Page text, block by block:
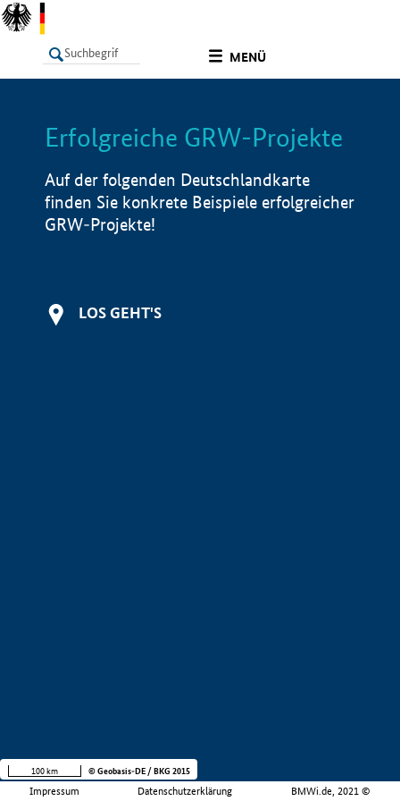
MENÜ
LISTE Info
Erfolgreiche GRW-Projekte
Auf der folgenden Deutschlandkarte
finden Sie konkrete Beispiele erfolgreicher
GRW-Projekte!
LOS GEHT'S
Impressum Datenschutzerklärung BMWi.de, 2021 ©
100 km © Geobasis-DE / BKG 2015